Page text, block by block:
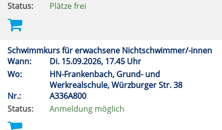
Status:
Plätze frei
Schwimmkurs für erwachsene Nichtschwimmer/-innen
Wann:
Di. 15.09.2026, 17.45 Uhr
Wo:
HN-Frankenbach, Grund- und
Werkrealschule, Würzburger Str. 38
Nr.:
A336A800
Status:
Anmeldung möglich